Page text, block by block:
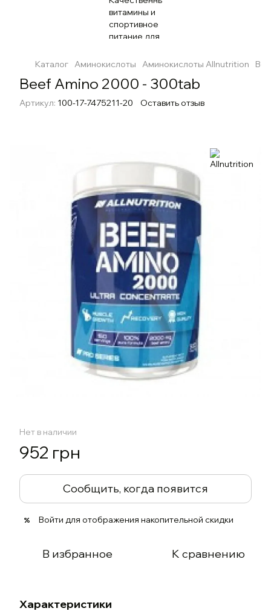
Каталог Аминокислоты Аминокислоты Allnutrition
Beef Amino 2000 - 300tab
Артикул: 100-17-7475211-20 Оставить отзыв
Нет в наличии
952 грн
Сообщить, когда появится
% Войти для отображения накопительной скидки
В избранное К сравнению
Характеристики